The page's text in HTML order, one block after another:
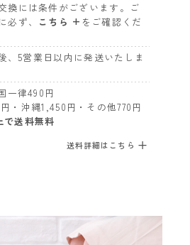
換には条件がございます。ご
必ず、 こちら + をご確認くだ
、5営業日以内に発送いたしま
一律490円
・沖縄1,450円・その他770円
送料無料
送料詳細はこちら